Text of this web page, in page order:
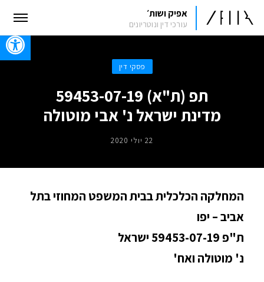
אפיק ושות׳
עורכי דין ונוטריונים
פסקי דין
תפ (ת"א) 59453-07-19
מדינת ישראל נ' אבי מוטולה
22 יולי 2020
המחלקה הכלכלית בבית המשפט המחוזי בתל
אביב – יפו
ת"פ 59453-07-19 ישראל
נ' מוטולה ואח'